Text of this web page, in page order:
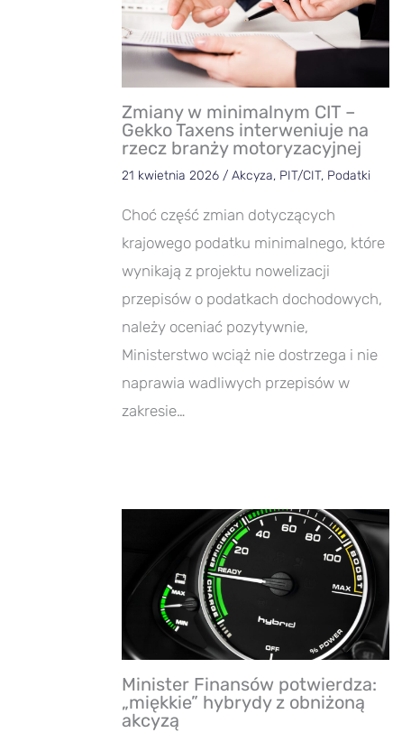
Zmiany w minimalnym CIT –
Gekko Taxens interweniuje na
rzecz branży motoryzacyjnej
21 kwietnia 2026 / Akcyza, PIT/CIT, Podatki
Choć część zmian dotyczących
krajowego podatku minimalnego, które
wynikają z projektu nowelizacji
przepisów o podatkach dochodowych,
należy oceniać pozytywnie,
Ministerstwo wciąż nie dostrzega i nie
naprawia wadliwych przepisów w
zakresie…
Minister Finansów potwierdza:
„miękkie” hybrydy z obniżoną
akcyzą